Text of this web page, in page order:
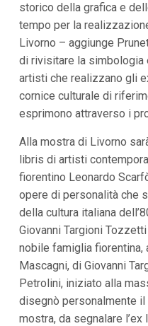
i
n
c
i
p
a
e
V
i
n
f
o
n
d
o
storico della grafica e
tempo per la
Livorno – aggiunge
di rivisitare la simbologia
artisti che realizzano gli
cornice culturale di
esprimono attraverso i
Alla mostra di Livorno
libris di artisti
fiorentino Leonardo
opere di personalità che
della cultura italiana
Giovanni Targioni
nobile famiglia
Mascagni, di Giovanni
Petrolini, iniziato alla
disegnò personalmente
mostra, da segnalare